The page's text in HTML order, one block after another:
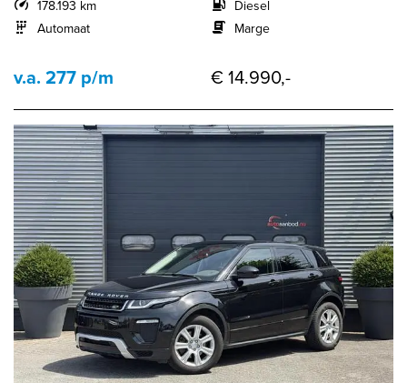
178.193 km
Automaat
Diesel
Marge
v.a. 277 p/m € 14.990,-